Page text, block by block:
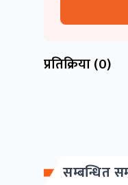
प्रतिक्रिया (0)
सम्बन्धित